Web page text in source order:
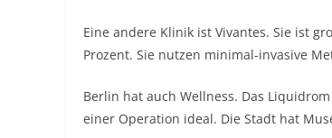
Eine andere Klinik ist Vivantes. Sie ist
Prozent. Sie nutzen minimal-invasive
Berlin hat auch Wellness. Das
einer Operation ideal. Die Stadt hat